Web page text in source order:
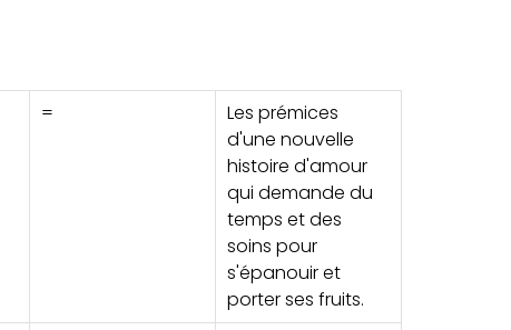
=
Les prémices
d'une nouvelle
histoire d'amour
qui demande du
temps et des
soins pour
s'épanouir et
porter ses fruits.